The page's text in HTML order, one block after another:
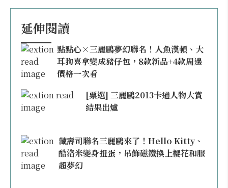
延伸閱讀
點點心×三麗鷗夢幻聯名！人魚漢頓、大
耳狗喜拿變成豬仔包，8款新品+4款周邊
價格一次看
[票選] 三麗鷗2013卡通人物大賞
結果出爐
藏壽司聯名三麗鷗來了！Hello Kitty、
酷洛米變身扭蛋，吊飾磁鐵換上櫻花和服
超夢幻